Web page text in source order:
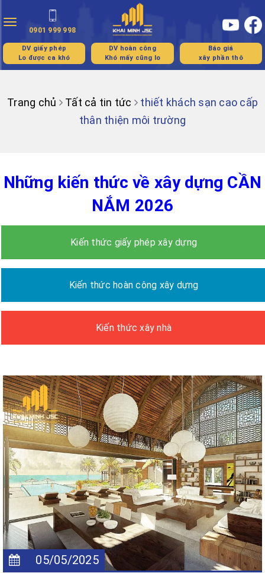
Toggle
navigation
0901 999 998
DV giấy phép
Lo được ca khó
DV hoàn công
Khó mấy cũng lo
Báo giá
xây phần thô
Trang chủ Tất cả tin tức
thiết khách sạn cao cấp
thân thiện môi trường
Những kiến thức về xây dựng CẦN
NẮM 2026
Kiến thức giấy phép xây dựng
Kiến thức hoàn công xây dựng
Kiến thức xây nhà
05/05/2025